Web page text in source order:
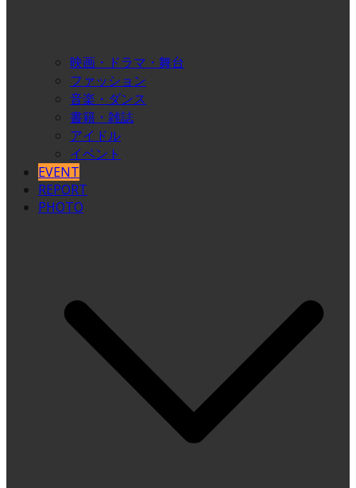
映画・ドラマ・舞台
ファッション
音楽・ダンス
書籍・雑誌
アイドル
イベント
EVENT
REPORT
PHOTO